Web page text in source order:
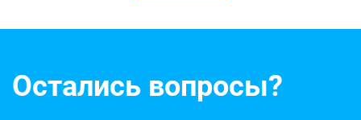
Остались вопросы?